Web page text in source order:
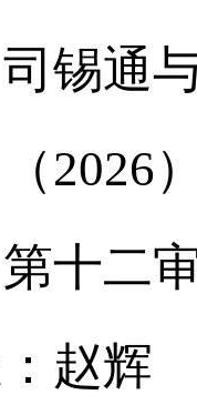
锡通
2026
十二
赵辉